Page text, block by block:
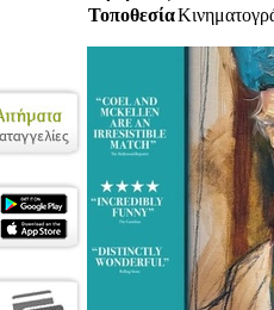
Τοποθεσία